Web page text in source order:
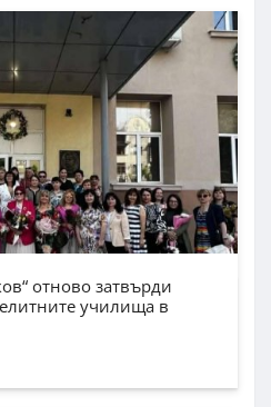
отново затвърди
училища в